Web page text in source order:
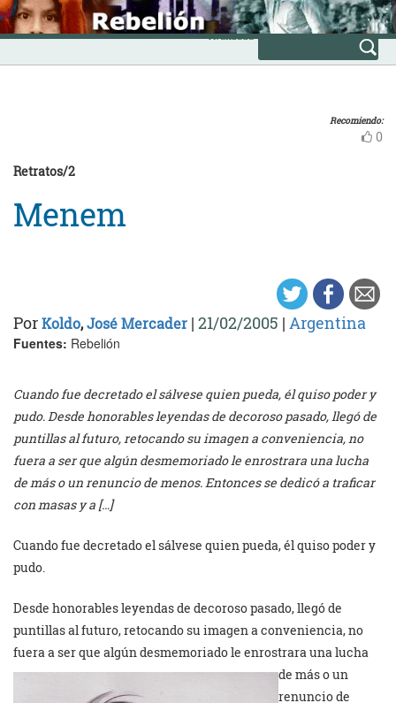
Skip
to
content
INICIO
Avanzada
Recomiendo:
0
Retratos/2
Menem
PorKoldo,José Mercader | 21/02/2005 | Argentina
Fuentes: Rebelión
Cuando fue decretado el sálvese quien pueda, él quiso poder y
pudo. Desde honorables leyendas de decoroso pasado, llegó de
puntillas al futuro, retocando su imagen a conveniencia, no
fuera a ser que algún desmemoriado le enrostrara una lucha
de más o un renuncio de menos. Entonces se dedicó a traficar
con masas y a […]
Cuando fue decretado el sálvese quien pueda, él quiso poder y
pudo.
Desde honorables leyendas de decoroso pasado, llegó de
puntillas al futuro, retocando su imagen a conveniencia, no
fuera a ser que algún desmemoriado le enrostrara una lucha
de más o un
renuncio de